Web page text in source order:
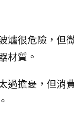
爐很危險，但
材質。
過擔憂，但消